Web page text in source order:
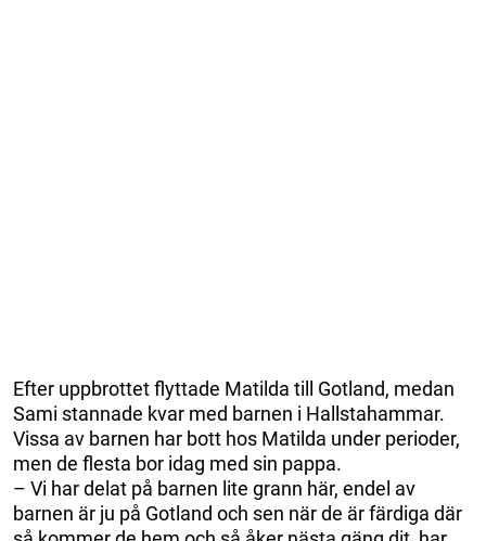
Efter uppbrottet flyttade Matilda till Gotland, medan
Sami stannade kvar med barnen i Hallstahammar.
Vissa av barnen har bott hos Matilda under perioder,
men de flesta bor idag med sin pappa.
– Vi har delat på barnen lite grann här, endel av
barnen är ju på Gotland och sen när de är färdiga där